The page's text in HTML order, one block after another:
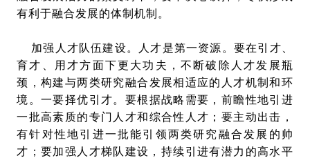
有利于融合发展的体制机制。
加强人才队伍建设。人才是第一资源。要在引才、
育才、用才方面下更大功夫，不断破除人才发展瓶
颈，构建与两类研究融合发展相适应的人才机制和环
境。一要择优引才。要根据战略需要，前瞻性地引进
一批高素质的专门人才和综合性人才；要主动出击，
有针对性地引进一批能引领两类研究融合发展的帅
才；要加强人才梯队建设，持续引进有潜力的高水平